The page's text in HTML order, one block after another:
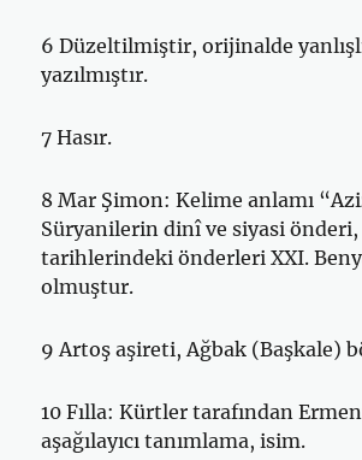
6 Düzeltilmiştir, orijinalde
yazılmıştır.
7 Hasır.
8 Mar Şimon: Kelime anlamı
Süryanilerin dinî ve siyasi önderi,
tarihlerindeki önderleri XXI.
ol­muştur.
9 Artoş aşireti, Ağbak (Başkale)
10 Fılla: Kürtler tarafından
aşağılayıcı tanımlama, isim.